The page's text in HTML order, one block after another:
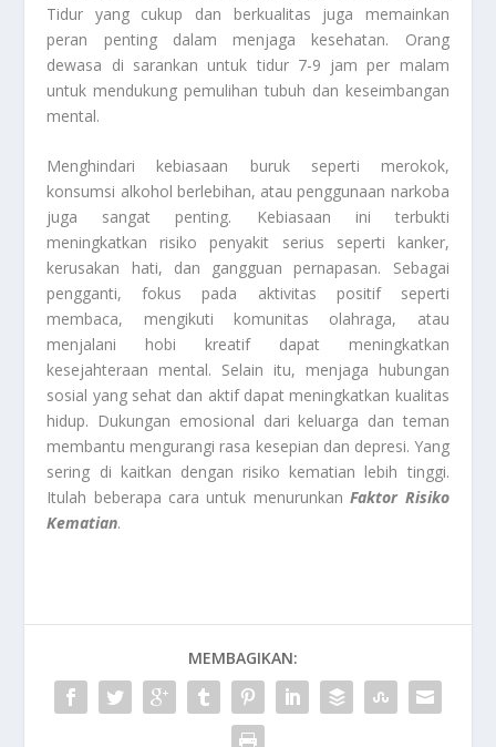
Tidur yang cukup dan berkualitas juga memainkan
peran penting dalam menjaga kesehatan. Orang
dewasa di sarankan untuk tidur 7-9 jam per malam
untuk mendukung pemulihan tubuh dan keseimbangan
mental.
Menghindari kebiasaan buruk seperti merokok,
konsumsi alkohol berlebihan, atau penggunaan narkoba
juga sangat penting. Kebiasaan ini terbukti
meningkatkan risiko penyakit serius seperti kanker,
kerusakan hati, dan gangguan pernapasan. Sebagai
pengganti, fokus pada aktivitas positif seperti
membaca, mengikuti komunitas olahraga, atau
menjalani hobi kreatif dapat meningkatkan
kesejahteraan mental. Selain itu, menjaga hubungan
sosial yang sehat dan aktif dapat meningkatkan kualitas
hidup. Dukungan emosional dari keluarga dan teman
membantu mengurangi rasa kesepian dan depresi. Yang
sering di kaitkan dengan risiko kematian lebih tinggi.
Itulah beberapa cara untuk menurunkanFaktor Risiko
Kematian.
MEMBAGIKAN: